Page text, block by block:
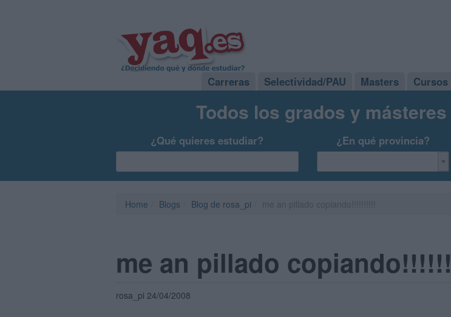
Carreras Selectividad/PAU Masters Cursos
Todos los grados y
¿Qué quieres estudiar? ¿En qué provincia?
Home Blogs Blog de rosa_pi
me an pillado
rosa_pi 24/04/2008